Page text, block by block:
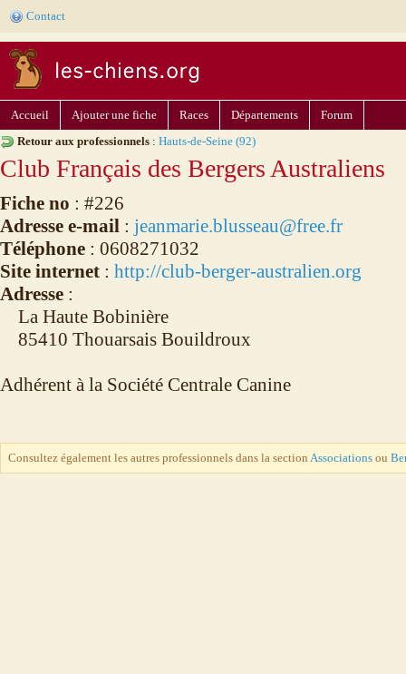
Contact
Accueil Ajouter une fiche Races Départements
Forum
Retour aux professionnels : Hauts-de-Seine (92)
Club Français des Bergers Australiens
Fiche no : #226
Adresse e-mail : jeanmarie.blusseau@free.fr
Téléphone : 0608271032
Site internet : http://club-berger-australien.org
Adresse :
La Haute Bobinière
85410 Thouarsais Bouildroux
Adhérent à la Société Centrale Canine
Consultez également les autres professionnels dans la section Associations ou